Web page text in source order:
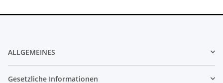
ALLGEMEINES
Gesetzliche Informationen